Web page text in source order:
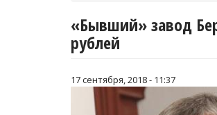
«Бывший» завод
рублей
17 сентября, 2018 - 11:37